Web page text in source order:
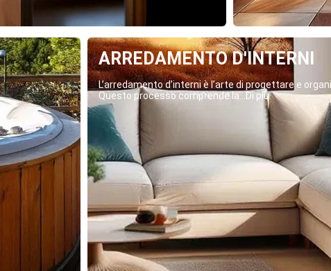
ARREDAMENTO D'INTERNI
L’arredamento d’interni è l’arte di progettare e
Questo processo comprende la...Di più